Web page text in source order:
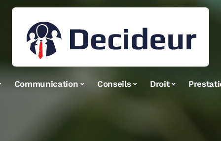
Communication Conseils Droit